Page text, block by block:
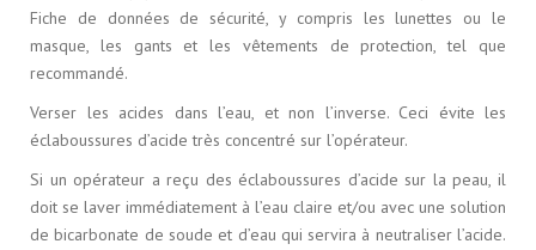
Fiche de données de sécurité, y compris les lunettes ou le
masque, les gants et les vêtements de protection, tel que
recommandé.
Verser les acides dans l’eau, et non l’inverse. Ceci évite les
éclaboussures d’acide très concentré sur l’opérateur.
Si un opérateur a reçu des éclaboussures d’acide sur la peau, il
doit se laver immédiatement à l’eau claire et/ou avec une solution
de bicarbonate de soude et d’eau qui servira à neutraliser l’acide.